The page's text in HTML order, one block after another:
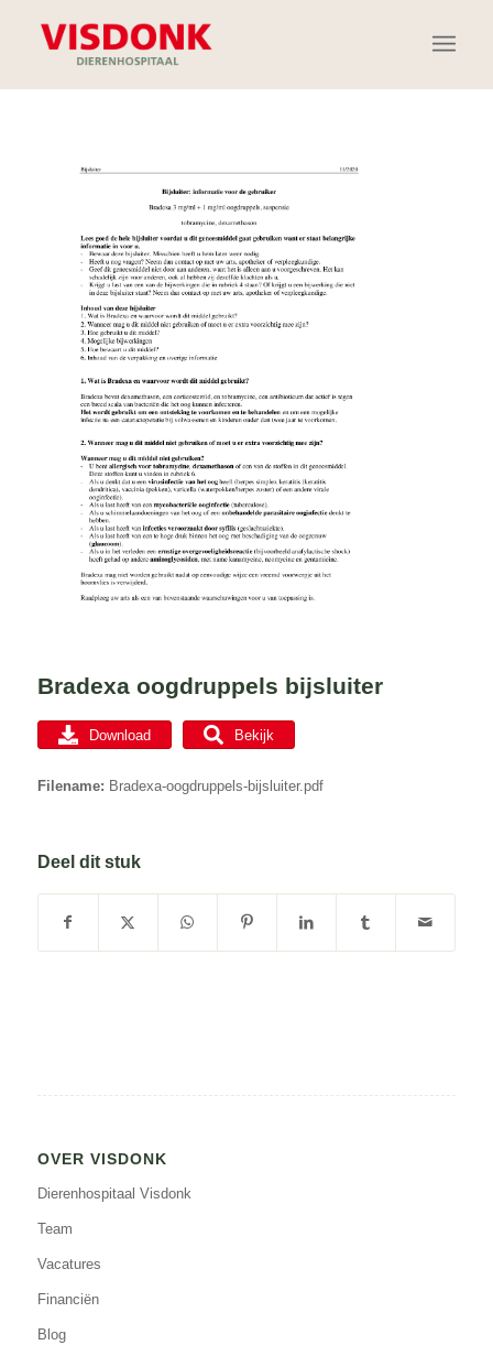
Bradexa oogdruppels bijsluiter
Download Bekijk
Filename: Bradexa-oogdruppels-bijsluiter.pdf
Deel dit stuk
OVER VISDONK
Dierenhospitaal Visdonk
Team
Vacatures
Financiën
Blog